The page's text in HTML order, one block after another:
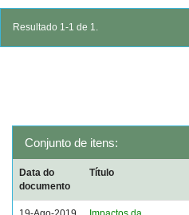
Resultado 1-1 de 1.
Conjunto de itens:
Data do
documento
Título